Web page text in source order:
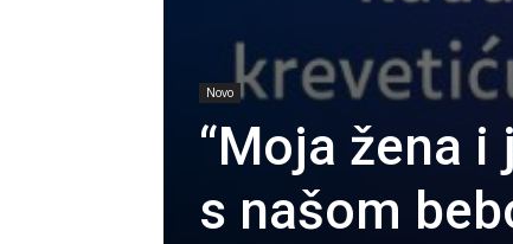
Novo
“Moja žena
s našom